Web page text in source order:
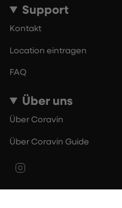
Support
Kontakt
Location eintragen
FAQ
Über uns
Über Coravin
Über Coravin Guide